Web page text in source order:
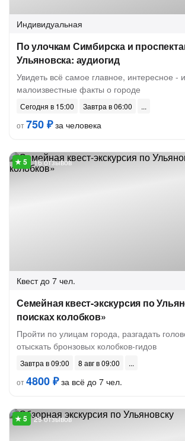
Индивидуальная
По улочкам Симбирска и
Ульяновска: аудиогид
Увидеть всё самое главное, интересное -
малоизвестные факты о городе
Сегодня в 15:00
Завтра в 06:00
от750 ₽за человека
16 отзывов
Квест до 7 чел.
Семейная квест-экскурсия по
поисках колобков»
Пройти по улицам города, разгадать
отыскать бронзовых колобков-гидов
Завтра в 09:00
8 авг в 09:00
от4800 ₽за всё до 7 чел.
29 отзывов